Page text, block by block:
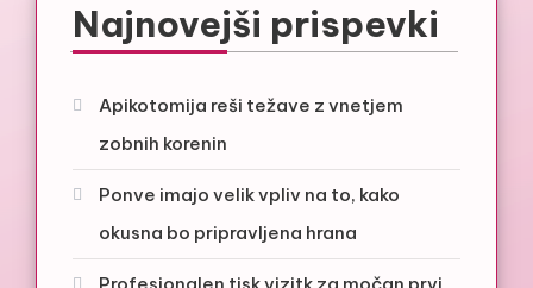
Najnovejši prispevki
Apikotomija reši težave z vnetjem
zobnih korenin
Ponve imajo velik vpliv na to, kako
okusna bo pripravljena hrana